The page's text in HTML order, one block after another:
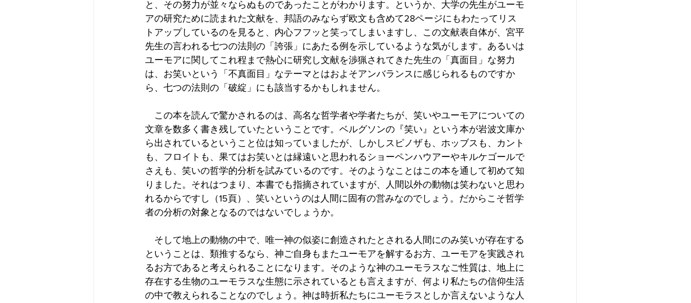
と、その努力が並々ならぬものであったことがわかります。というか、大学の先生がユーモ
アの研究ために読まれた文献を、邦語のみならず欧文も含めて28ページにもわたってリス
トアップしているのを見ると、内心フフッと笑ってしまいますし、この文献表自体が、宮平
先生の言われる七つの法則の「誇張」にあたる例を示しているような気がします。あるいは
ユーモアに関してこれ程まで熱心に研究し文献を渉猟されてきた先生の「真面目」な努力
は、お笑いという「不真面目」なテーマとはおよそアンバランスに感じられるものですか
ら、七つの法則の「破綻」にも該当するかもしれません。
この本を読んで驚かされるのは、高名な哲学者や学者たちが、笑いやユーモアについての
文章を数多く書き残していたということです。ベルグソンの『笑い』という本が岩波文庫か
ら出されているということ位は知っていましたが、しかしスピノザも、ホッブスも、カント
も、フロイトも、果てはお笑いとは縁遠いと思われるショーペンハウアーやキルケゴールで
さえも、笑いの哲学的分析を試みているのです。そのようなことはこの本を通して初めて知
りました。それはつまり、本書でも指摘されていますが、人間以外の動物は笑わないと思わ
れるからですし（15頁）、笑いというのは人間に固有の営みなのでしょう。だからこそ哲学
者の分析の対象となるのではないでしょうか。
そして地上の動物の中で、唯一神の似姿に創造されたとされる人間にのみ笑いが存在する
ということは、類推するなら、神ご自身もまたユーモアを解するお方、ユーモアを実践され
るお方であると考えられることになります。そのような神のユーモラスなご性質は、地上に
存在する生物のユーモラスな生態に示されているとも言えますが、何より私たちの信仰生活
の中で教えられることなのでしょう。神は時折私たちにユーモラスとしか言えないような人